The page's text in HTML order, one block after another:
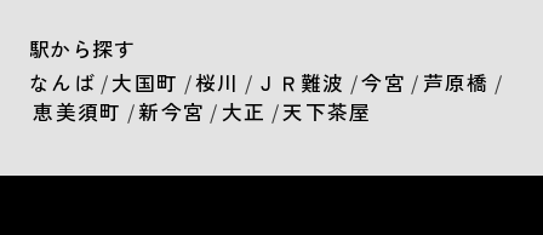
駅から探す
なんば /大国町 /桜川 / ＪＲ難波 /今宮 / 芦原橋 /
恵美須町 /新今宮 / 大正 /天下茶屋